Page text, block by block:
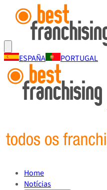
ESPAÑA PORTUGAL
Home
Notícias